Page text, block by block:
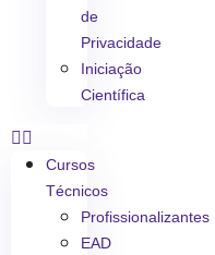
de
Privacidade
Iniciação
Científica
Cursos
Técnicos
Profissionalizantes
EAD